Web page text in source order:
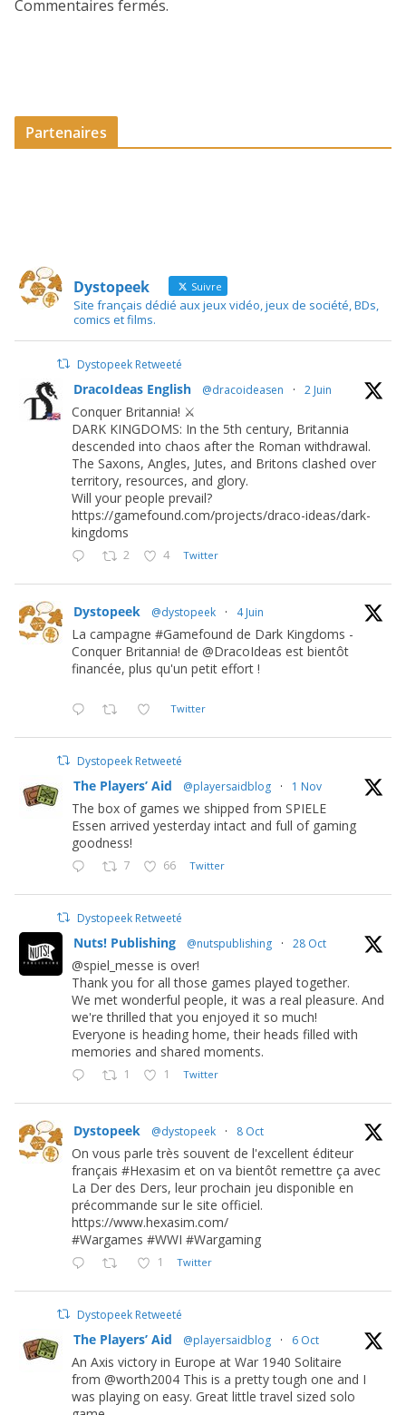
Commentaires fermés.
Partenaires
Dystopeek Suivre
Site français dédié aux jeux vidéo, jeux de société, BDs,
comics et films.
Dystopeek Retweeté
DracoIdeas English @dracoideasen · 2 Juin
Conquer Britannia! ⚔️
DARK KINGDOMS: In the 5th century, Britannia
descended into chaos after the Roman withdrawal.
The Saxons, Angles, Jutes, and Britons clashed over
territory, resources, and glory.
Will your people prevail?
https://gamefound.com/projects/draco-ideas/dark-
kingdoms
2 4 Twitter
Dystopeek @dystopeek · 4 Juin
La campagne #Gamefound de Dark Kingdoms -
Conquer Britannia! de @DracoIdeas est bientôt
financée, plus qu'un petit effort !
Twitter
Dystopeek Retweeté
The Players’ Aid @playersaidblog · 1 Nov
The box of games we shipped from SPIELE
Essen arrived yesterday intact and full of gaming
goodness!
7 66 Twitter
Dystopeek Retweeté
Nuts! Publishing @nutspublishing · 28 Oct
@spiel_messe is over!
Thank you for all those games played together.
We met wonderful people, it was a real pleasure. And
we're thrilled that you enjoyed it so much!
Everyone is heading home, their heads filled with
memories and shared moments.
1 1 Twitter
Dystopeek @dystopeek · 8 Oct
On vous parle très souvent de l'excellent éditeur
français #Hexasim et on va bientôt remettre ça avec
La Der des Ders, leur prochain jeu disponible en
précommande sur le site officiel.
https://www.hexasim.com/
#Wargames #WWI #Wargaming
1 Twitter
Dystopeek Retweeté
The Players’ Aid @playersaidblog · 6 Oct
An Axis victory in Europe at War 1940 Solitaire
from @worth2004 This is a pretty tough one and I
was playing on easy. Great little travel sized solo